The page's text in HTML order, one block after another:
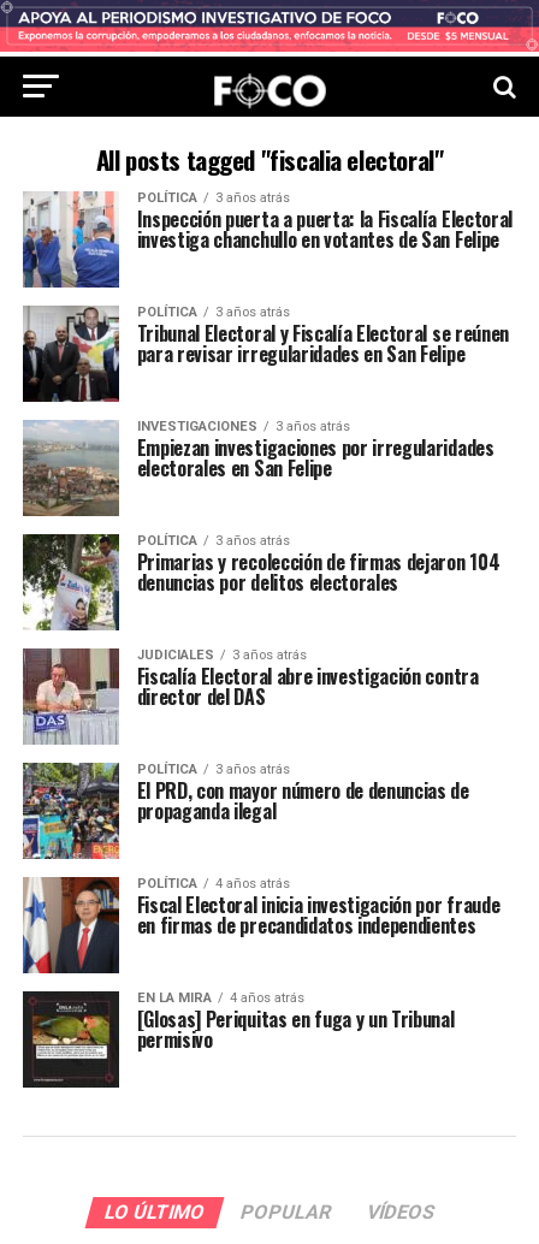
All posts tagged "fiscalia electoral"
POLÍTICA 3 años atrás
Inspección puerta a puerta: la Fiscalía Electoral
investiga chanchullo en votantes de San Felipe
POLÍTICA 3 años atrás
Tribunal Electoral y Fiscalía Electoral se reúnen
para revisar irregularidades en San Felipe
INVESTIGACIONES 3 años atrás
Empiezan investigaciones por irregularidades
electorales en San Felipe
POLÍTICA 3 años atrás
Primarias y recolección de firmas dejaron 104
denuncias por delitos electorales
JUDICIALES 3 años atrás
Fiscalía Electoral abre investigación contra
director del DAS
POLÍTICA 3 años atrás
El PRD, con mayor número de denuncias de
propaganda ilegal
POLÍTICA 4 años atrás
Fiscal Electoral inicia investigación por fraude
en firmas de precandidatos independientes
EN LA MIRA 4 años atrás
[Glosas] Periquitas en fuga y un Tribunal
permisivo
LO ÚLTIMO POPULAR VÍDEOS